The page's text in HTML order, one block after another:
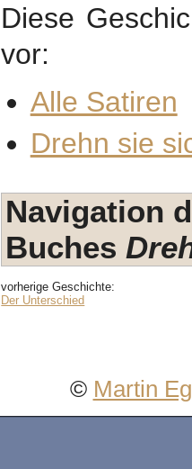
Diese
vor:
Alle Satiren
Drehn sie
Navigation
Buches
vorherige Geschichte:
Der Unterschied
© Martin